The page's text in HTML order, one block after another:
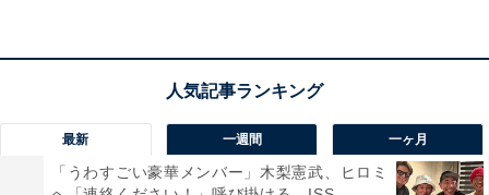
最新 一週間 一ヶ月
「うわすごい豪華メンバー」木梨憲武、ヒロミ